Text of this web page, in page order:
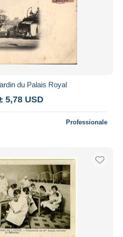
du Palais Royal
5,78 USD
Professionale